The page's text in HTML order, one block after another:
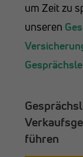
um Zeit zu
unseren
führen